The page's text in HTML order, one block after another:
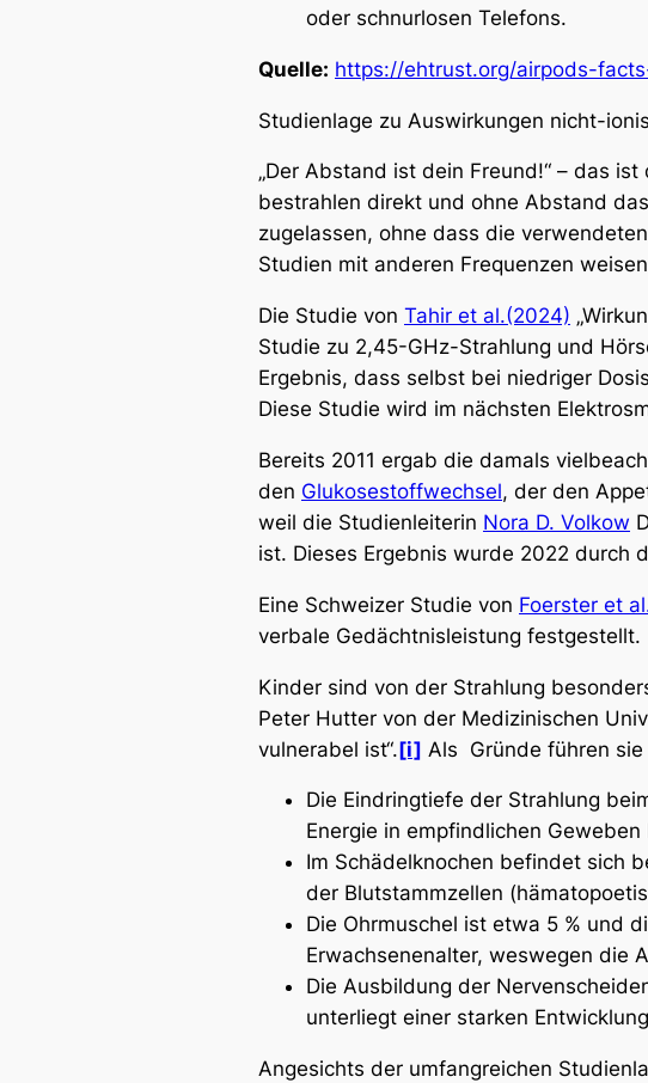
oder schnurlosen Telefons.
Quelle: https://ehtrust.org/airpods-
Studienlage zu Auswirkungen nicht-
„Der Abstand ist dein Freund!“ – das
bestrahlen direkt und ohne Abstand
zugelassen, ohne dass die
Studien mit anderen Frequenzen
Die Studie von Tahir et al.(2024)
Studie zu 2,45-GHz-Strahlung und
Ergebnis, dass selbst bei niedriger
Diese Studie wird im nächsten
Bereits 2011 ergab die damals
den Glukosestoffwechsel, der den
weil die Studienleiterin Nora D. Volkow
ist. Dieses Ergebnis wurde 2022 durch
Eine Schweizer Studie von Foerster et
verbale Gedächtnisleistung festgestellt.
Kinder sind von der Strahlung
Peter Hutter von der Medizinischen
vulnerabel ist“.[i] Als Gründe führen sie
Die Eindringtiefe der Strahlung
Energie in empfindlichen Geweben
Im Schädelknochen befindet sich
der Blutstammzellen
Die Ohrmuschel ist etwa 5 % und
Erwachsenenalter, weswegen die
Die Ausbildung der
unterliegt einer starken
Angesichts der umfangreichen